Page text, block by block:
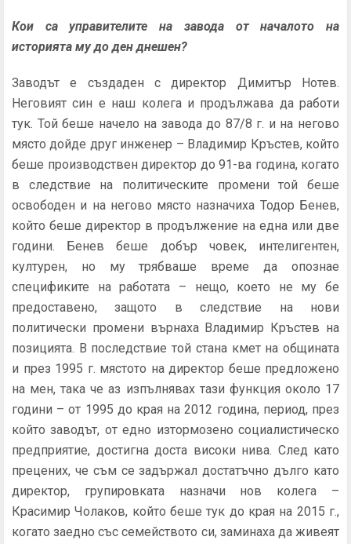
Кои са управителите на завода от началото на
историята му до ден днешен?
Заводът е създаден с директор Димитър Нотев.
Неговият син е наш колега и продължава да работи
тук. Той беше начело на завода до 87/8 г. и на негово
място дойде друг инженер – Владимир Кръстев, който
беше производствен директор до 91-ва година, когато
в следствие на политическите промени той беше
освободен и на негово място назначиха Тодор Бенев,
който беше директор в продължение на една или две
години. Бенев беше добър човек, интелигентен,
културен, но му трябваше време да опознае
спецификите на работата – нещо, което не му бе
предоставено, защото в следствие на нови
политически промени върнаха Владимир Кръстев на
позицията. В последствие той стана кмет на общината
и през 1995 г. мястото на директор беше предложено
на мен, така че аз изпълнявах тази функция около 17
години – от 1995 до края на 2012 година, период, през
който заводът, от едно изтормозено социалистическо
предприятие, достигна доста високи нива. След като
прецених, че съм се задържал достатъчно дълго като
директор, групировката назначи нов колега –
Красимир Чолаков, който беше тук до края на 2015 г.,
когато заедно със семейството си, заминаха да живеят